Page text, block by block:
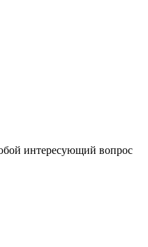
интересующий вопрос